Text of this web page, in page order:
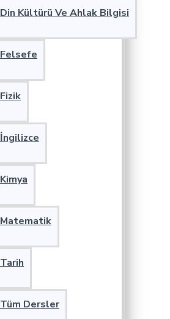
Din Kültürü Ve Ahlak Bilgisi
Felsefe
Fizik
İngilizce
Kimya
Matematik
Tarih
Tüm Dersler